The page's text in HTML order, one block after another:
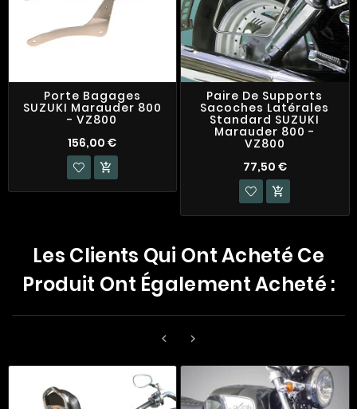
Porte Bagages
SUZUKI Marauder 800
- VZ800
156,00 €

Paire De Supports
Sacoches Latérales
Standard SUZUKI
Marauder 800 -
VZ800
77,50 €

Les Clients Qui Ont Acheté Ce
Produit Ont Également Acheté :
 